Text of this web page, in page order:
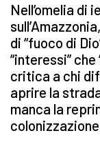
Nell’omelia di
di “fuoco di
“interessi” che
critica a chi
aprire la
manca la